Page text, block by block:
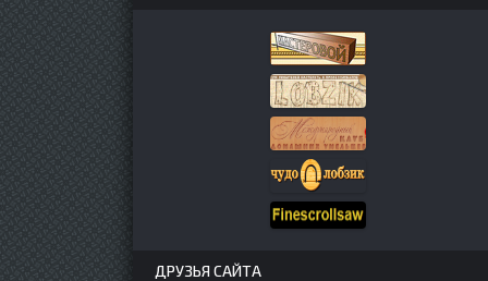
ДРУЗЬЯ САЙТА